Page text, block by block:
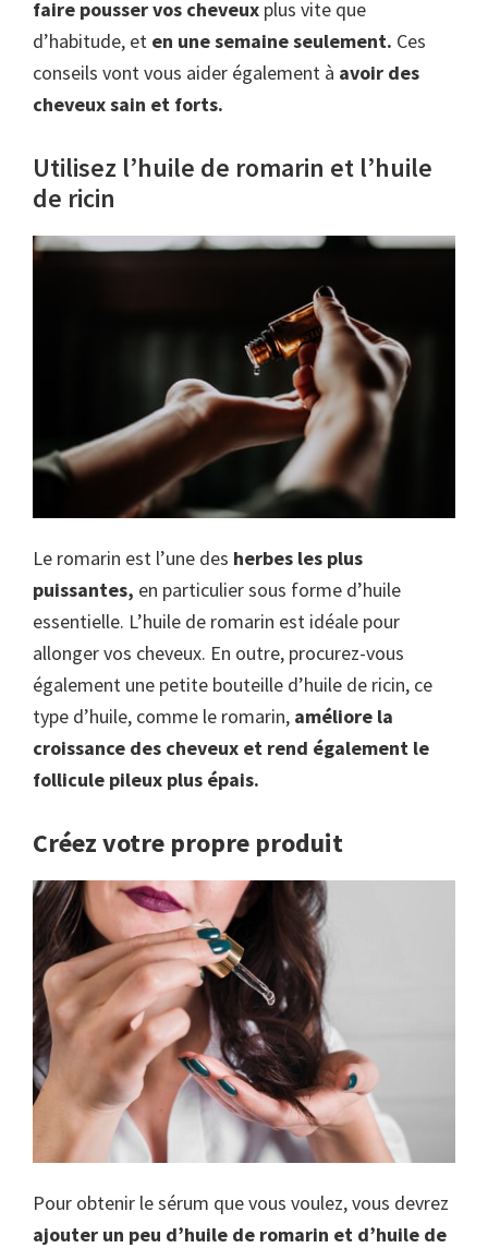
faire pousser vos cheveux plus vite que
d’habitude, et en une semaine seulement. Ces
conseils vont vous aider également à avoir des
cheveux sain et forts.
Utilisez l’huile de romarin et l’huile
de ricin
Le romarin est l’une des herbes les plus
puissantes, en particulier sous forme d’huile
essentielle. L’huile de romarin est idéale pour
allonger vos cheveux. En outre, procurez-vous
également une petite bouteille d’huile de ricin, ce
type d’huile, comme le romarin, améliore la
croissance des cheveux et rend également le
follicule pileux plus épais.
Créez votre propre produit
Pour obtenir le sérum que vous voulez, vous devrez
ajouter un peu d’huile de romarin et d’huile de